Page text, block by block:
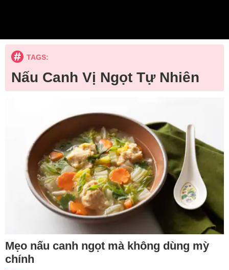
TAGS:
Nấu Canh Vị Ngọt Tự Nhiên
Mẹo nấu canh ngọt mà không dùng mỳ
chính